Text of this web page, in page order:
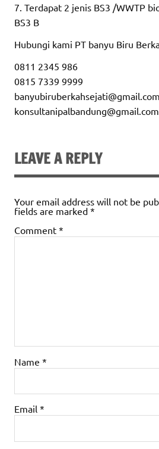
7. Terdapat 2 jenis BS3 /WWTP
BS3 B
Hubungi kami PT banyu Biru
0811 2345 986
0815 7339 9999
banyubiruberkahsejati@gmail.com
konsultanipalbandung@gmail.com
LEAVE A REPLY
Your email address will not be
fields are marked *
Comment *
Name *
Email *